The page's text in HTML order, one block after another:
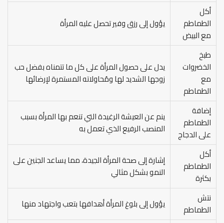
أكل
الطماطم
مع البيض
يؤول إلى رزق وفير تحصل عليه المرأة
طبخ
الخضروات
مع
الطماطم
يدل على حصول المرأة على كل ما تتمناه بفضل حب
زوجها الشديد لها ومُحاولاته المستمرة لإرضائها
إضافة
الطماطم
على الدجاج
ينم عن العيشة الرغيدة التي تنعم بها المرأة بسبب
المنصب الرفيع الذي تعمل به
أكل
الطماطم
بكثرة
إشارة إلى صحة المرأة الجيدة، مما يساعد الجنين على
النمو بشكل مثالي
نتش
الطماطم
يؤول إلى بلوغ المرأة أهدافها بتعب واجتهاد منها